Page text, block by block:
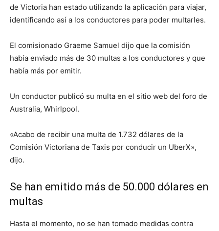
de Victoria han estado utilizando la aplicación para viajar,
identificando así a los conductores para poder multarles.
El comisionado Graeme Samuel dijo que la comisión
había enviado más de 30 multas a los conductores y que
había más por emitir.
Un conductor publicó su multa en el sitio web del foro de
Australia, Whirlpool.
«Acabo de recibir una multa de 1.732 dólares de la
Comisión Victoriana de Taxis por conducir un UberX»,
dijo.
Se han emitido más de 50.000 dólares en
multas
Hasta el momento, no se han tomado medidas contra